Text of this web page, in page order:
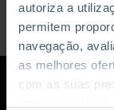
autoriza a
permitem
navegação,
as melhores
com as suas